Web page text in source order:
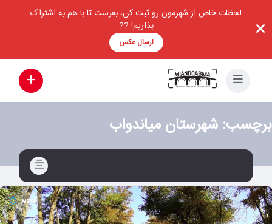
لحظات خاص از شهرمون رو ثبت کن، بفرست تا با هم به اشتراک
بذاریم! ??
ارسال عکس
برچسب: شهرستان میاندواب
تصویر